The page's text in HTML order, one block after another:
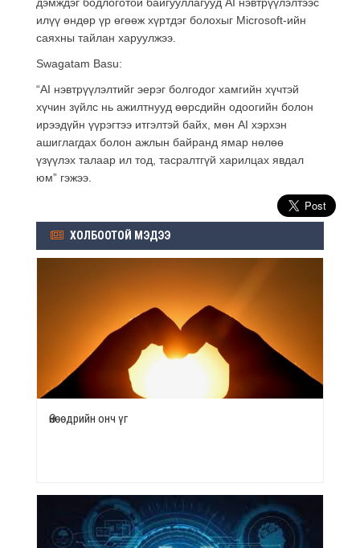
илүү өндөр үр өгөөж хүртдэг болохыг Microsoft-ийн
саяхны тайлан харуулжээ.
Swagatam Basu:
“AI нэвтрүүлэлтийг эерэг болгодог хамгийн хүчтэй
хүчин зүйлс нь ажилтнууд өөрсдийн одоогийн болон
ирээдүйн үүрэгтээ итгэлтэй байх, мөн AI хэрхэн
ашиглагдах болон ажлын байранд ямар нөлөө
үзүүлэх талаар ил тод, тасралтгүй харилцах явдал
юм” гэжээ.
ХОЛБООТОЙ МЭДЭЭ
Өнөөдрийн онч үг